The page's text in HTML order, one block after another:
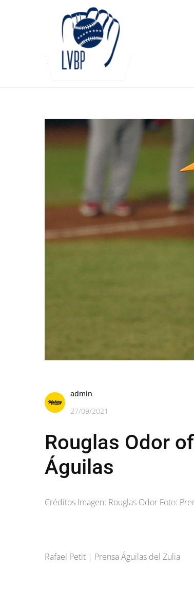
admin
27/09/2021
Rouglas Odor
Águilas
Créditos Imagen: Rouglas Odor Foto:
Rafael Petit | Prensa Águilas del Zulia